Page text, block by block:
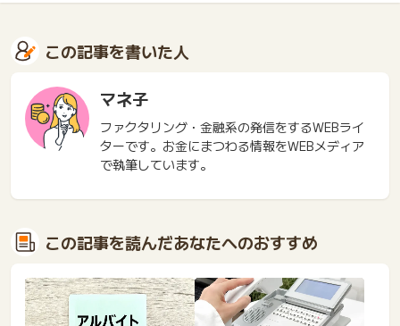
この記事を書いた人
マネ子
ファクタリング・金融系の発信をするWEBライ
ターです。お金にまつわる情報をWEBメディア
で執筆しています。
この記事を読んだあなたへのおすすめ